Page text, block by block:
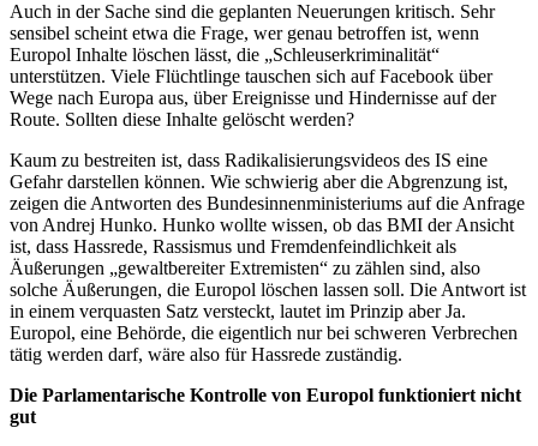
Auch in der Sache sind die geplanten Neuerungen kritisch. Sehr
sensibel scheint etwa die Frage, wer genau betroffen ist, wenn
Europol Inhalte löschen lässt, die „Schleuserkriminalität“
unterstützen. Viele Flüchtlinge tauschen sich auf Facebook über
Wege nach Europa aus, über Ereignisse und Hindernisse auf der
Route. Sollten diese Inhalte gelöscht werden?
Kaum zu bestreiten ist, dass Radikalisierungsvideos des IS eine
Gefahr darstellen können. Wie schwierig aber die Abgrenzung ist,
zeigen die Antworten des Bundesinnenministeriums auf die Anfrage
von Andrej Hunko. Hunko wollte wissen, ob das BMI der Ansicht
ist, dass Hassrede, Rassismus und Fremdenfeindlichkeit als
Äußerungen „gewaltbereiter Extremisten“ zu zählen sind, also
solche Äußerungen, die Europol löschen lassen soll. Die Antwort ist
in einem verquasten Satz versteckt, lautet im Prinzip aber Ja.
Europol, eine Behörde, die eigentlich nur bei schweren Verbrechen
tätig werden darf, wäre also für Hassrede zuständig.
Die Parlamentarische Kontrolle von Europol funktioniert nicht
gut